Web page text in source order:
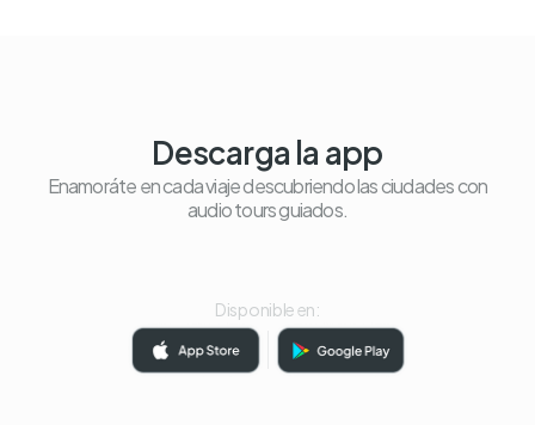
Descarga la app
Enamoráte en cada viaje descubriendo las ciudades con
audio tours guiados.
Disponible en: